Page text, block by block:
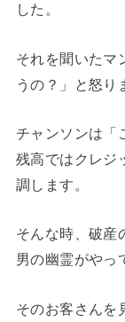
した。
それを聞いたマ
うの？」と怒り
チャンソンは「
残高ではクレジ
調します。
そんな時、破産
男の幽霊がやっ
そのお客さんを